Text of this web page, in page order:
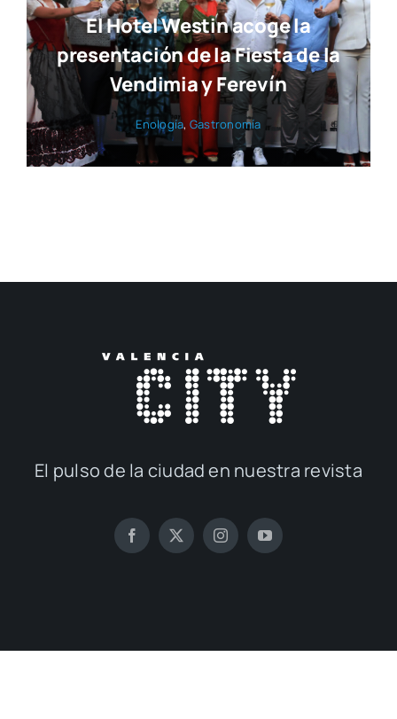
El Hotel Westin acoge la
presentación de la Fiesta de la
Vendimia y Ferevín
Eno­lo­gía, Gas­tro­no­mía
El pul­so de la ciu­dad en nues­tra revis­ta